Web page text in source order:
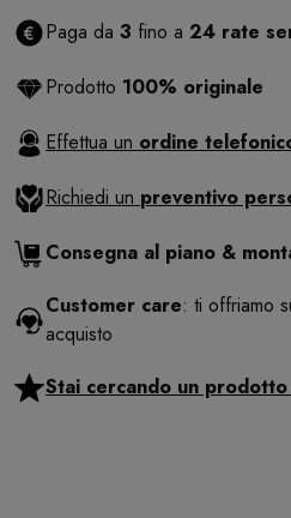
Paga da 3 fino a 24 rate
Prodotto 100% originale
Effettua un ordine
Richiedi un preventivo
Consegna al piano &
Customer care: ti offriamo
acquisto
Stai cercando un prodotto